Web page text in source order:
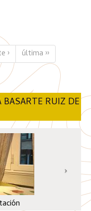
› última ››
BASARTE RUIZ DE